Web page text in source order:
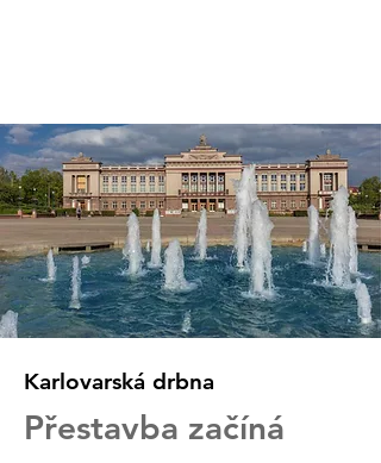
Karlovarská drbna
Přestavba začíná